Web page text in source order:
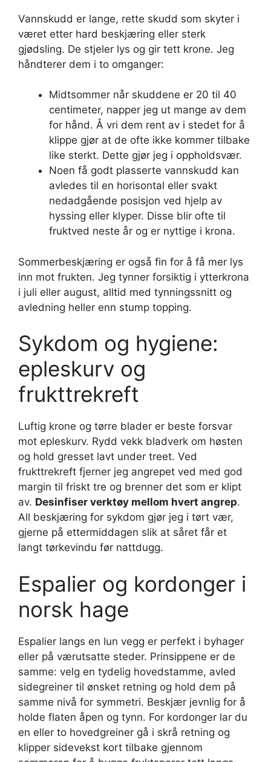
Vannskudd er lange, rette skudd som skyter i
været etter hard beskjæring eller sterk
gjødsling. De stjeler lys og gir tett krone. Jeg
håndterer dem i to omganger:
Midtsommer når skuddene er 20 til 40
centimeter, napper jeg ut mange av dem
for hånd. Å vri dem rent av i stedet for å
klippe gjør at de ofte ikke kommer tilbake
like sterkt. Dette gjør jeg i oppholdsvær.
Noen få godt plasserte vannskudd kan
avledes til en horisontal eller svakt
nedadgående posisjon ved hjelp av
hyssing eller klyper. Disse blir ofte til
fruktved neste år og er nyttige i krona.
Sommerbeskjæring er også fin for å få mer lys
inn mot frukten. Jeg tynner forsiktig i ytterkrona
i juli eller august, alltid med tynningssnitt og
avledning heller enn stump topping.
Sykdom og hygiene:
epleskurv og
frukttrekreft
Luftig krone og tørre blader er beste forsvar
mot epleskurv. Rydd vekk bladverk om høsten
og hold gresset lavt under treet. Ved
frukttrekreft fjerner jeg angrepet ved med god
margin til friskt tre og brenner det som er klipt
av. Desinfiser verktøy mellom hvert angrep.
All beskjæring for sykdom gjør jeg i tørt vær,
gjerne på ettermiddagen slik at såret får et
langt tørkevindu før nattdugg.
Espalier og kordonger i
norsk hage
Espalier langs en lun vegg er perfekt i byhager
eller på værutsatte steder. Prinsippene er de
samme: velg en tydelig hovedstamme, avled
sidegreiner til ønsket retning og hold dem på
samme nivå for symmetri. Beskjær jevnlig for å
holde flaten åpen og tynn. For kordonger lar du
en eller to hovedgreiner gå i skrå retning og
klipper sidevekst kort tilbake gjennom